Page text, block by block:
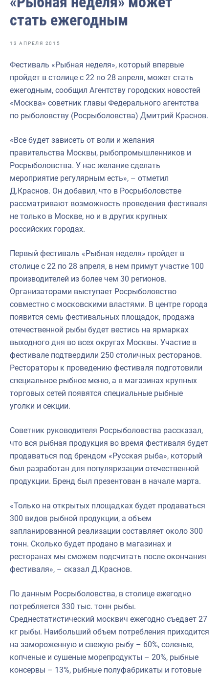
Отраслевые СМИ
Выставки и конференции
Научно-практическая литература
Рыбоохрана России
Отрасль в цифрах
Большая африканская экспедиция
Укрепление духовно-нравственных ценностей
События в России и мире
стать ежегодным
13 АПРЕЛЯ 2015
Фестиваль «Рыбная неделя», который впервые
пройдет в столице с 22 по 28 апреля, может стать
ежегодным, сообщил Агентству городских новостей
«Москва» советник главы Федерального агентства
по рыболовству (Росрыболовства) Дмитрий Краснов.
«Все будет зависеть от воли и желания
правительства Москвы, рыбопромышленников и
Росрыболовства. У нас желание сделать
мероприятие регулярным есть», – отметил
Д.Краснов. Он добавил, что в Росрыболовстве
рассматривают возможность проведения фестиваля
не только в Москве, но и в других крупных
российских городах.
Первый фестиваль «Рыбная неделя» пройдет в
столице с 22 по 28 апреля, в нем примут участие 100
производителей из более чем 30 регионов.
Организаторами выступает Росрыболовство
совместно с московскими властями. В центре города
появится семь фестивальных площадок, продажа
отечественной рыбы будет вестись на ярмарках
выходного дня во всех округах Москвы. Участие в
фестивале подтвердили 250 столичных ресторанов.
Рестораторы к проведению фестиваля подготовили
специальное рыбное меню, а в магазинах крупных
торговых сетей появятся специальные рыбные
уголки и секции.
Советник руководителя Росрыболовства рассказал,
что вся рыбная продукция во время фестиваля будет
продаваться под брендом «Русская рыба», который
был разработан для популяризации отечественной
продукции. Бренд был презентован в начале марта.
«Только на открытых площадках будет продаваться
300 видов рыбной продукции, а объем
запланированной реализации составляет около 300
тонн. Сколько будет продано в магазинах и
ресторанах мы сможем подсчитать после окончания
фестиваля», – сказал Д.Краснов.
По данным Росрыболовства, в столице ежегодно
потребляется 330 тыс. тонн рыбы.
Среднестатистический москвич ежегодно съедает 27
кг рыбы. Наибольший объем потребления приходится
на замороженную и свежую рыбу – 60%, соленые,
копченые и сушеные морепродукты – 20%, рыбные
консервы – 13%, рыбные полуфабрикаты и готовые